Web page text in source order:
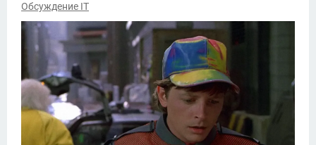
Обсуждение IT